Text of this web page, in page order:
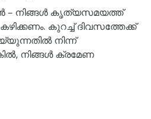
– നിങ്ങൾ കൃത്യസമയത്ത്
കുറച്ച് ദിവസത്തേക്ക്
നിന്ന്
നിങ്ങൾ ക്രമേണ